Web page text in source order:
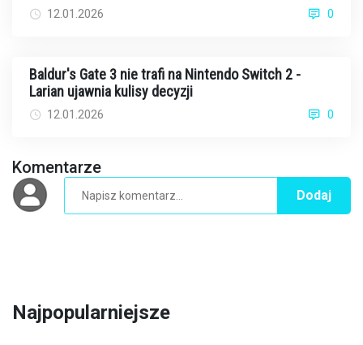
12.01.2026 0
Baldur's Gate 3 nie trafi na Nintendo Switch 2 -
Larian ujawnia kulisy decyzji
12.01.2026 0
Komentarze
Dodaj
Najpopularniejsze